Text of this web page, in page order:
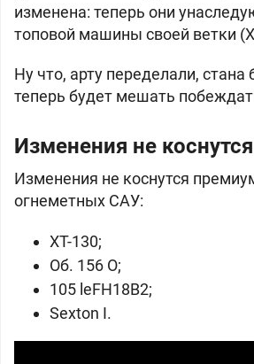
изменена: теперь они
топовой машины своей ветки
Ну что, арту переделали,
теперь будет мешать
Изменения не коснутся
Изменения не коснутся
огнеметных САУ:
XT-130;
Об. 156 О;
105 leFH18B2;
Sexton I.